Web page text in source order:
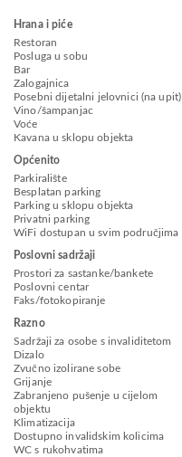
Hrana i piće
Restoran
Posluga u sobu
Bar
Zalogajnica
Posebni dijetalni jelovnici (na upit)
Vino/šampanjac
Voće
Kavana u sklopu objekta
Općenito
Parkiralište
Besplatan parking
Parking u sklopu objekta
Privatni parking
WiFi dostupan u svim područjima
Poslovni sadržaji
Prostori za sastanke/bankete
Poslovni centar
Faks/fotokopiranje
Razno
Sadržaji za osobe s invaliditetom
Dizalo
Zvučno izolirane sobe
Grijanje
Zabranjeno pušenje u cijelom
objektu
Klimatizacija
Dostupno invalidskim kolicima
WC s rukohvatima